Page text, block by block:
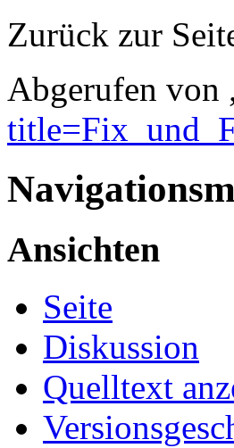
Zurück zur
Abgerufen von
Ansichten
Seite
Diskussion
Quelltext